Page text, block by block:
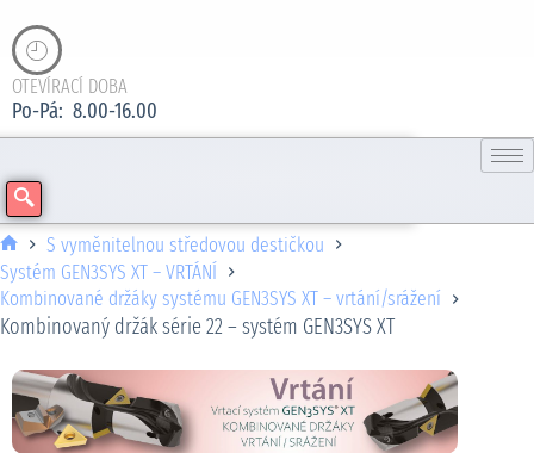
OTEVÍRACÍ DOBA
Po-Pá: 8.00-16.00
S vyměnitelnou středovou destičkou
Systém GEN3SYS XT – VRTÁNÍ
Kombinované držáky systému GEN3SYS XT – vrtání/srážení
Kombinovaný držák série 22 – systém GEN3SYS XT